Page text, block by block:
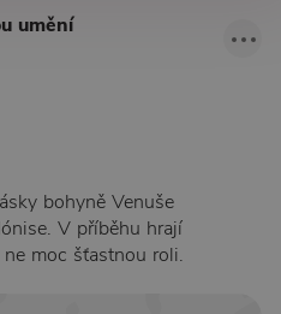
umění
bohyně Venuše
V příběhu hrají
moc šťastnou roli.